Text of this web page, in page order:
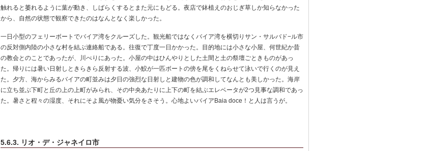
触れると萎れるように葉が動き、しばらくするとまた元にもどる。夜店で鉢植えのおじぎ草しか知らなかった
から、自然の状態で観察できたのはなんとなく楽しかった。
一日小型のフェリーボートでバイア湾をクルーズした。観光船ではなくバイア湾を横切りサン・サルバド−ル市
の反対側内陸の小さな村を結ぶ連絡船である。往復で丁度一日かかった。目的地には小さな小屋、何世紀か昔
の教会とのことであったが、川べりにあった。小屋の中はひんやりとした土間と土の祭壇ごときものがあっ
た。帰りには暑い日射しときらきら反射する波、小鮫が一匹ボートの傍を尾をくねらせて泳いで行くのが見え
た。夕方、海からみるバイアの町並みは夕日の強烈な日射しと建物の色が調和してなんとも美しかった。海岸
に立ち並ぶ下町と丘の上の上町がみられ、その中央あたりに上下の町を結ぶエレベータが2つ見事な調和であっ
た。暑さと程々の湿度、それにそよ風が物憂い気分をさそう。心地よいバイアBaia doce！と人は言うが。
5.6.3. リオ・デ・ジャネイロ市